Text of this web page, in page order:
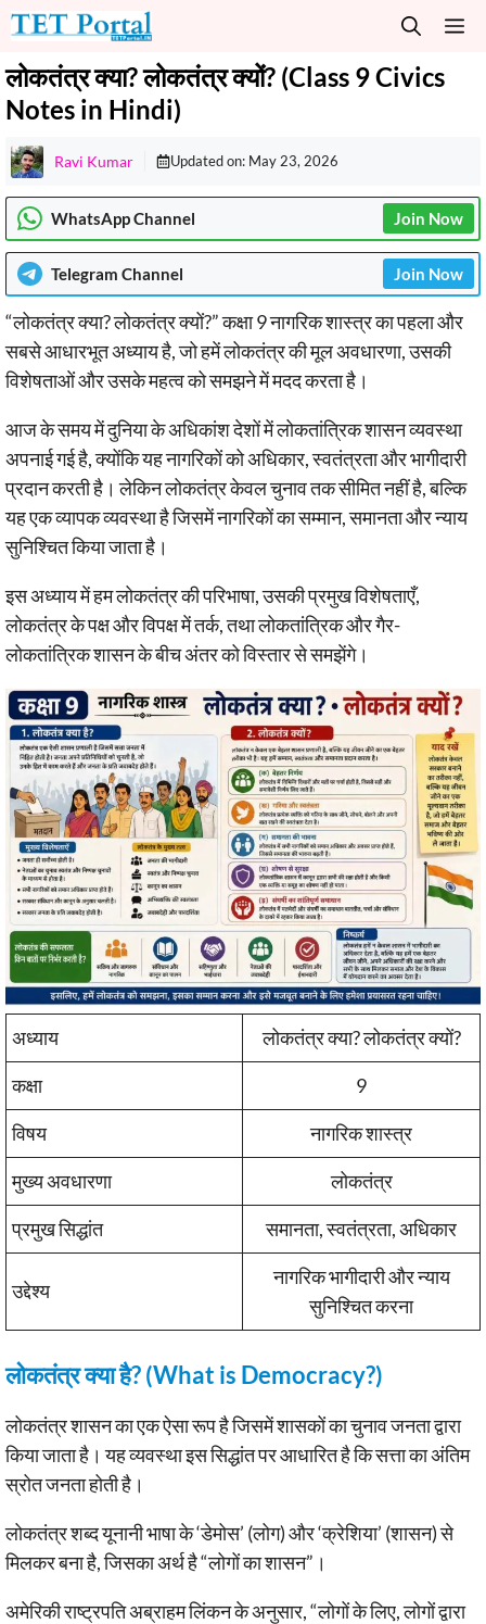
Skip
to
content
लोकतंत्र क्या? लोकतंत्र क्यों? (Class 9 Civics
Notes in Hindi)
Ravi Kumar Updated on: May 23, 2026
WhatsApp Channel Join Now
Telegram Channel Join Now
“लोकतंत्र क्या? लोकतंत्र क्यों?” कक्षा 9 नागरिक शास्त्र का पहला और
सबसे आधारभूत अध्याय है, जो हमें लोकतंत्र की मूल अवधारणा, उसकी
विशेषताओं और उसके महत्व को समझने में मदद करता है।
आज के समय में दुनिया के अधिकांश देशों में लोकतांत्रिक शासन व्यवस्था
अपनाई गई है, क्योंकि यह नागरिकों को अधिकार, स्वतंत्रता और भागीदारी
प्रदान करती है। लेकिन लोकतंत्र केवल चुनाव तक सीमित नहीं है, बल्कि
यह एक व्यापक व्यवस्था है जिसमें नागरिकों का सम्मान, समानता और न्याय
सुनिश्चित किया जाता है।
इस अध्याय में हम लोकतंत्र की परिभाषा, उसकी प्रमुख विशेषताएँ,
लोकतंत्र के पक्ष और विपक्ष में तर्क, तथा लोकतांत्रिक और गैर-
लोकतांत्रिक शासन के बीच अंतर को विस्तार से समझेंगे।
अध्याय
लोकतंत्र क्या? लोकतंत्र क्यों?
कक्षा
9
विषय
नागरिक शास्त्र
मुख्य अवधारणा
लोकतंत्र
प्रमुख सिद्धांत
समानता, स्वतंत्रता, अधिकार
उद्देश्य
नागरिक भागीदारी और न्याय
सुनिश्चित करना
लोकतंत्र क्या है? (What is Democracy?)
लोकतंत्र शासन का एक ऐसा रूप है जिसमें शासकों का चुनाव जनता द्वारा
किया जाता है। यह व्यवस्था इस सिद्धांत पर आधारित है कि सत्ता का अंतिम
स्रोत जनता होती है।
लोकतंत्र शब्द यूनानी भाषा के ‘डेमोस’ (लोग) और ‘क्रेशिया’ (शासन) से
मिलकर बना है, जिसका अर्थ है “लोगों का शासन”।
अमेरिकी राष्ट्रपति अब्राहम लिंकन के अनुसार, “लोगों के लिए, लोगों द्वारा